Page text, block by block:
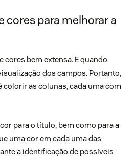
cores para melhorar a
cores bem extensa. E quando
dos campos. Portanto,
colorir as colunas, cada uma com
para o título, bem como para a
uma cor em cada uma das
a identificação de possíveis